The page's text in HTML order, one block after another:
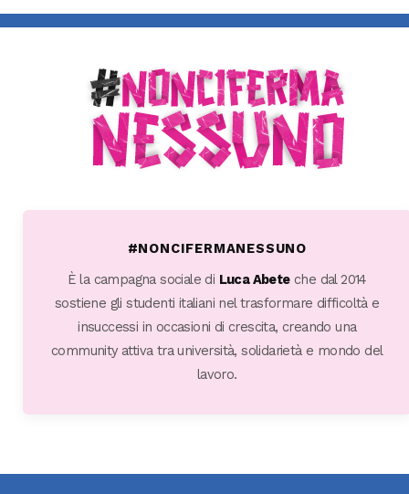
#NONCIFERMANESSUNO
È la campagna sociale di Luca Abeteche dal 2014
sostiene gli studenti italiani nel trasformare difficoltà e
insuccessi in occasioni di crescita, creando una
community attiva tra università, solidarietà e mondo del
lavoro.